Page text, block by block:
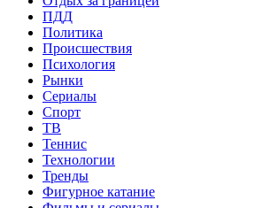
ПДД
Политика
Происшествия
Психология
Рынки
Сериалы
Спорт
ТВ
Теннис
Технологии
Тренды
Фигурное катание